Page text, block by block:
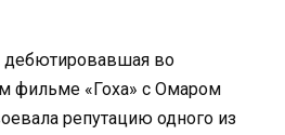
дебютировавшая во
фильме «Гоха» с Омаром
репутацию одного из